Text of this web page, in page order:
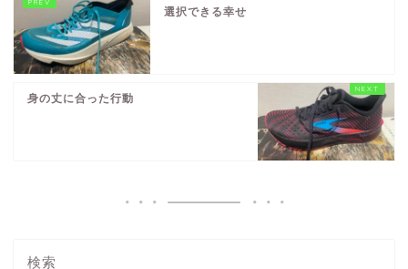
選択できる幸せ
身の丈に合った行動
検索